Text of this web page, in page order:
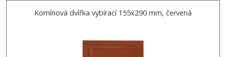
Komínová dvířka vybírací 155x290 mm, červená